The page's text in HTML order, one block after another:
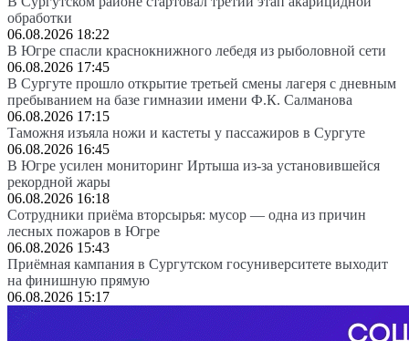
обработки
06.08.2026 18:22
В Югре спасли краснокнижного лебедя из рыболовной сети
06.08.2026 17:45
В Сургуте прошло открытие третьей смены лагеря с дневным
пребыванием на базе гимназии имени Ф.К. Салманова
06.08.2026 17:15
Таможня изъяла ножи и кастеты у пассажиров в Сургуте
06.08.2026 16:45
В Югре усилен мониторинг Иртыша из-за установившейся
рекордной жары
06.08.2026 16:18
Сотрудники приёма вторсырья: мусор — одна из причин
лесных пожаров в Югре
06.08.2026 15:43
Приёмная кампания в Сургутском госуниверситете выходит
на финишную прямую
06.08.2026 15:17